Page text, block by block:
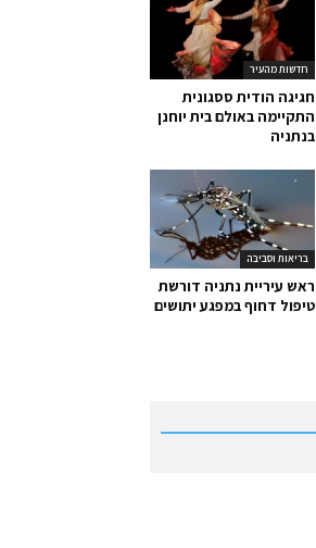
חדשות מהעיר
חגיגה הודית ססגונית
התקיימה באולם בית יוחנן
בנתניה
בריאות וסביבה
ראש עיריית נתניה דורשת
טיפול דחוף במפגע יתושים